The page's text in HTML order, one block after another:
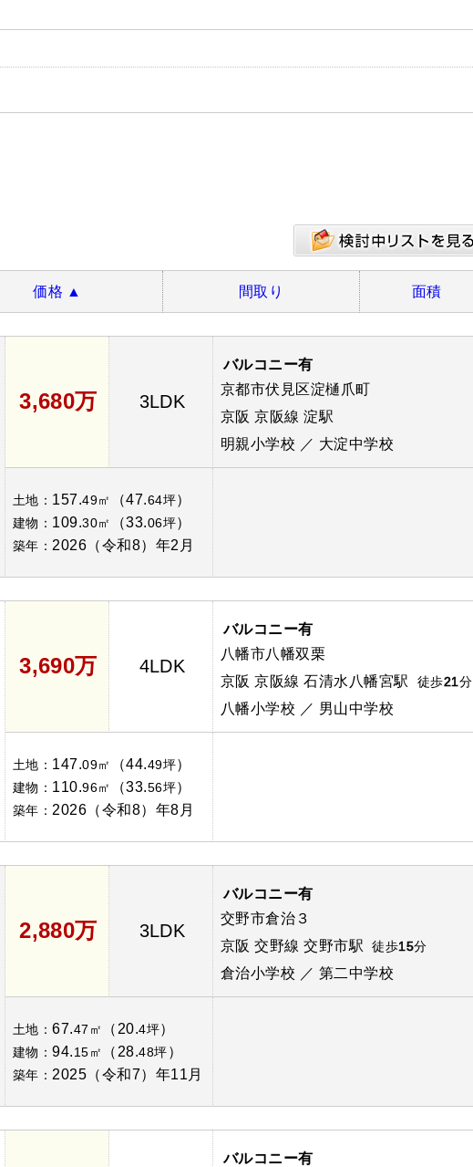
価格 ▲ 間取り 面積
3,680万 3LDK
バルコニー有
京都市伏見区淀樋爪町
京阪 京阪線 淀駅
明親小学校 ／ 大淀中学校
土地： 157.49㎡ （47.64坪）
建物： 109.30㎡ （33.06坪）
築年： 2026（令和8）年2月
3,690万 4LDK
バルコニー有
八幡市八幡双栗
京阪 京阪線 石清水八幡宮駅
徒歩21分
八幡小学校 ／ 男山中学校
土地： 147.09㎡ （44.49坪）
建物： 110.96㎡ （33.56坪）
築年： 2026（令和8）年8月
2,880万 3LDK
バルコニー有
交野市倉治３
京阪 交野線 交野市駅 徒歩15分
倉治小学校 ／ 第二中学校
土地：67.47㎡ （20.4坪）
建物：94.15㎡ （28.48坪）
築年： 2025（令和7）年11月
バルコニー有